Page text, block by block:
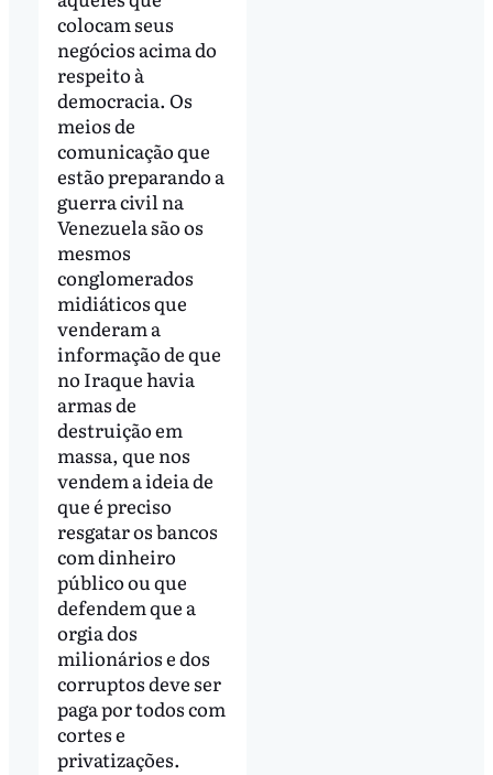
colocam seus
negócios acima do
respeito à
democracia. Os
meios de
comunicação que
estão preparando a
guerra civil na
Venezuela são os
mesmos
conglomerados
midiáticos que
venderam a
informação de que
no Iraque havia
armas de
destruição em
massa, que nos
vendem a ideia de
que é preciso
resgatar os bancos
com dinheiro
público ou que
defendem que a
orgia dos
milionários e dos
corruptos deve ser
paga por todos com
cortes e
privatizações.